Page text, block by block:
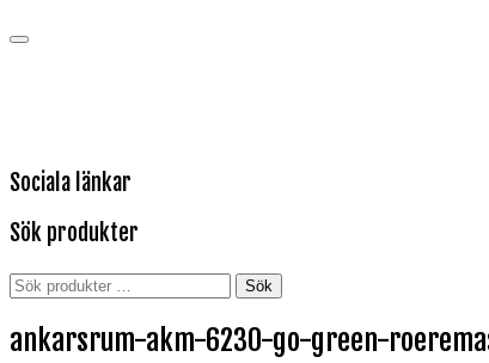
Sociala länkar
Sök produkter
Sök
Sök
ankarsrum-akm-6230-go-green-